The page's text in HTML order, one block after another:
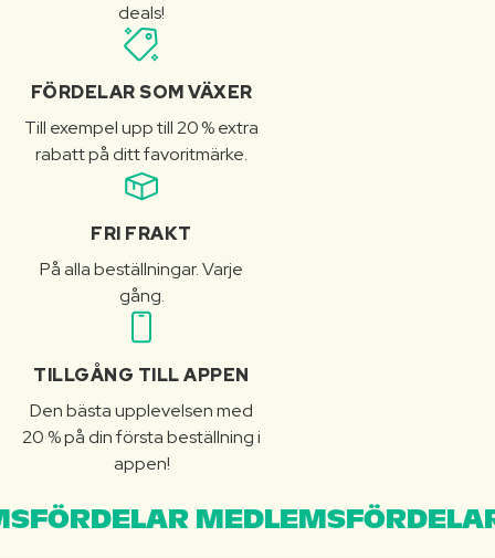
deals!
FÖRDELAR SOM VÄXER
Till exempel upp till 20 % extra
rabatt på ditt favoritmärke.
FRI FRAKT
På alla beställningar. Varje
gång.
TILLGÅNG TILL APPEN
Den bästa upplevelsen med
20 % på din första beställning i
appen!